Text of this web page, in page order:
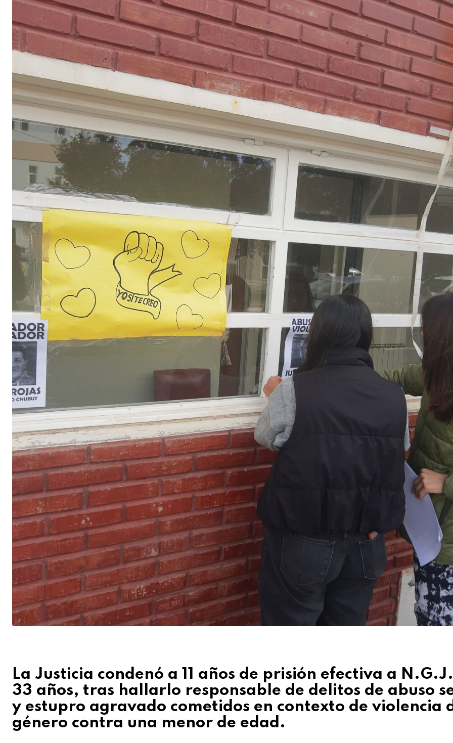
La Justicia condenó a 11 años de prisión efectiva a
33 años, tras hallarlo responsable de delitos de abuso
y estupro agravado cometidos en contexto de violencia
género contra una menor de edad.